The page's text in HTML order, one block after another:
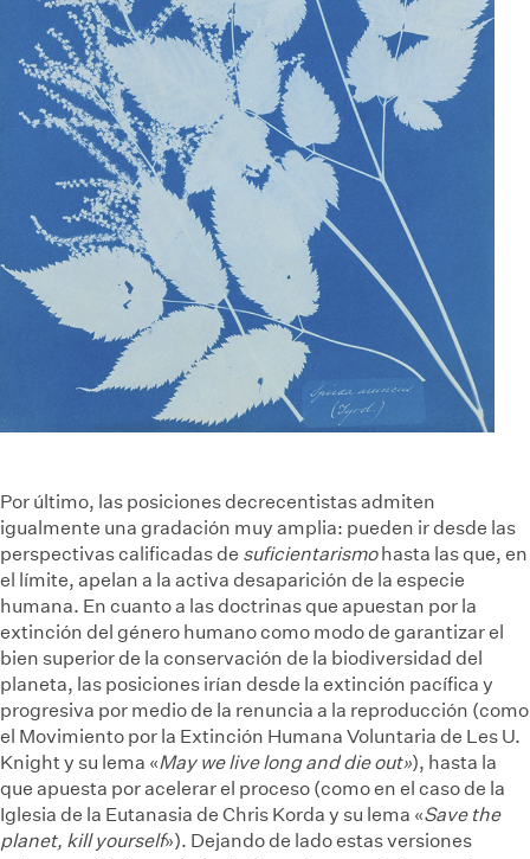
Por último, las posiciones decrecentistas admiten
igualmente una gradación muy amplia: pueden ir desde las
perspectivas calificadas de suficientarismohasta las que, en
el límite, apelan a la activa desaparición de la especie
humana. En cuanto a las doctrinas que apuestan por la
extinción del género humano como modo de garantizar el
bien superior de la conservación de la biodiversidad del
planeta, las posiciones irían desde la extinción pacífica y
progresiva por medio de la renuncia a la reproducción (como
el Movimiento por la Extinción Humana Voluntaria de Les U.
Knight y su lema «May we live long and die out»), hasta la
que apuesta por acelerar el proceso (como en el caso de la
Iglesia de la Eutanasia de Chris Korda y su lema «Save the
planet, kill yourself»). Dejando de lado estas versiones